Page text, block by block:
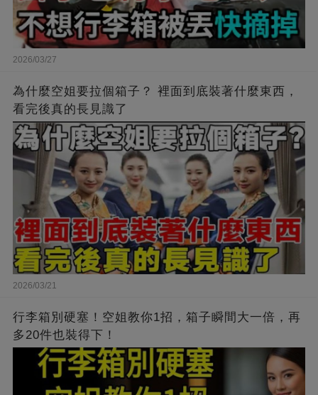
2026/03/27
為什麼空姐要拉個箱子？ 裡面到底裝著什麼東西，
看完後真的長見識了
2026/03/21
行李箱別硬塞！空姐教你1招，箱子瞬間大一倍，再
多20件也裝得下！